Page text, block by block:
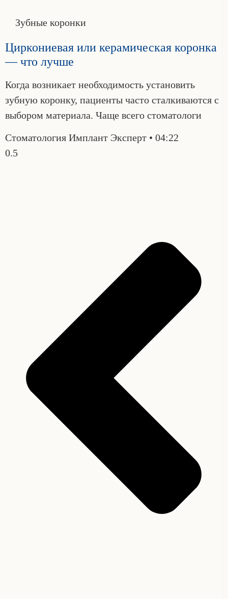
Зубные коронки
Циркониевая или керамическая коронка
— что лучше
Когда возникает необходимость установить
зубную коронку, пациенты часто сталкиваются с
выбором материала. Чаще всего стоматологи
Стоматология Имплант Эксперт 04:22